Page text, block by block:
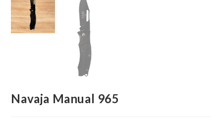
Navaja Manual 965